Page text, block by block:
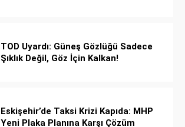
TOD Uyardı: Güneş Gözlüğü Sadece
Şıklık Değil, Göz İçin Kalkan!
Eskişehir’de Taksi Krizi Kapıda: MHP
Yeni Plaka Planına Karşı Çözüm